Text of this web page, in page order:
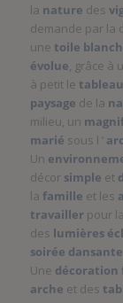
la nature des
demande par la
une toile
évolue, grâce à
à petit le tableau
paysage de la
milieu, un
marié sous l ‘
Un
décor simple et
la famille et les
travaillerpour la
des lumières
soirée dansante
Une décoration
arche et des